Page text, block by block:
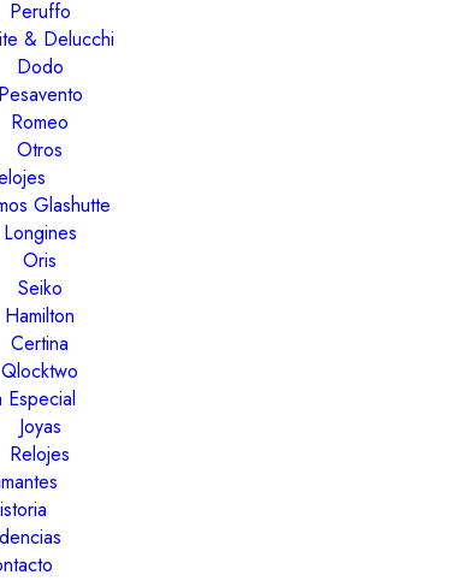
Peruffo
& Delucchi
Dodo
Pesavento
Romeo
Otros
Glashutte
Longines
Oris
Seiko
Hamilton
Certina
Qlocktwo
Especial
Joyas
Relojes